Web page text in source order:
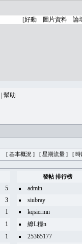
幫助
[ 基本概況 ] [ 星期流量 ] [ 時
發帖 排行榜
5
admin
3
siubray
1
kqsiermn
1
繚L糧n
1
25365177